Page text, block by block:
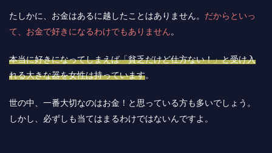
たしかに、お金はあるに越したことはありません。 だからといっ
て、お金で好きになるわけでもありません 。
本当に好きになってしまえば「貧乏だけど仕方ない！」と受け入
れる大きな器を女性は持っています。
世の中、一番大切なのはお金！と思っている方も多いでしょう。
しかし、必ずしも当てはまるわけではないんですよ。